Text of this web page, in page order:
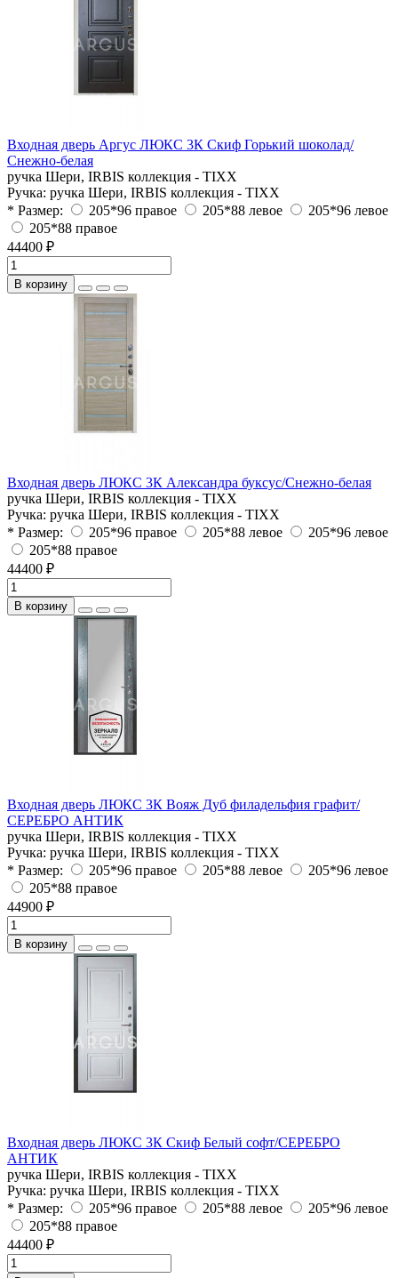
Входная дверь Аргус ЛЮКС 3К Скиф Горький шоколад/
Снежно-белая
ручка Шери, IRBIS коллекция - TIXX
Ручка: ручка Шери, IRBIS коллекция - TIXX
* Размер:
205*96 правое 205*88 левое
205*96 левое
205*88 правое
44400 ₽
В корзину
Входная дверь ЛЮКС 3К Александра буксус/Снежно-белая
ручка Шери, IRBIS коллекция - TIXX
Ручка: ручка Шери, IRBIS коллекция - TIXX
* Размер:
205*96 правое 205*88 левое
205*96 левое
205*88 правое
44400 ₽
В корзину
Входная дверь ЛЮКС 3К Вояж Дуб филадельфия графит/
СЕРЕБРО АНТИК
ручка Шери, IRBIS коллекция - TIXX
Ручка: ручка Шери, IRBIS коллекция - TIXX
* Размер:
205*96 правое 205*88 левое
205*96 левое
205*88 правое
44900 ₽
В корзину
Входная дверь ЛЮКС 3К Скиф Белый софт/СЕРЕБРО
АНТИК
ручка Шери, IRBIS коллекция - TIXX
Ручка: ручка Шери, IRBIS коллекция - TIXX
* Размер:
205*96 правое 205*88 левое
205*96 левое
205*88 правое
44400 ₽